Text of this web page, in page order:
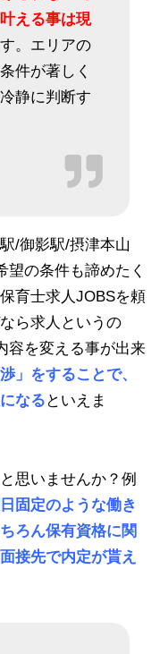
える事は現
。エリアの
件が著しく
静に判断す
/御影駅/摂津本山
の条件も諦めたく
育士求人JOBSを頼
ら求人というの
容を変える事が出来
」をすることで、
なる といえま
思いませんか？例
固定のような働き
ろん保有資格に関
接先で内定が貰え